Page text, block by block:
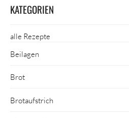
KATEGORIEN
alle Rezepte
Beilagen
Brot
Brotaufstrich